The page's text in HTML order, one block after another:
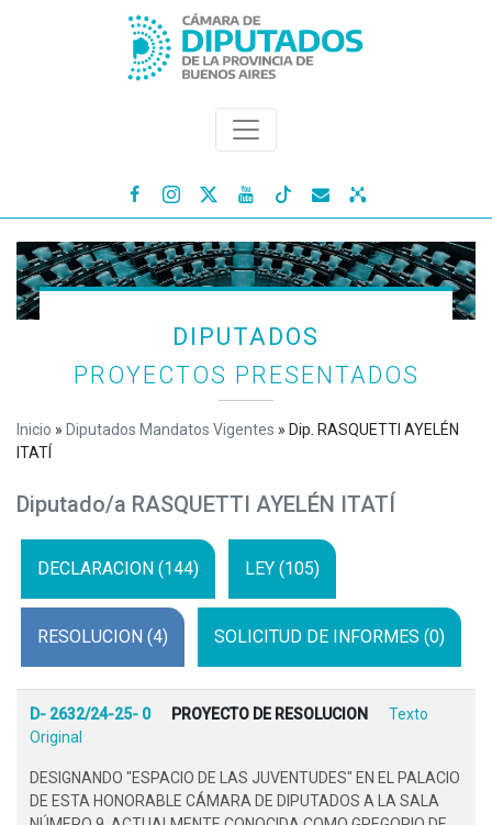
   
DIPUTADOS
PROYECTOS PRESENTADOS
Inicio » Diputados Mandatos Vigentes » Dip. RASQUETTI AYELÉN
ITATÍ
Diputado/a RASQUETTI AYELÉN ITATÍ
DECLARACION (144) LEY (105)
RESOLUCION (4) SOLICITUD DE INFORMES (0)
D- 2632/24-25- 0 PROYECTO DE RESOLUCION
Texto
Original
DESIGNANDO "ESPACIO DE LAS JUVENTUDES" EN EL PALACIO
DE ESTA HONORABLE CÁMARA DE DIPUTADOS A LA SALA